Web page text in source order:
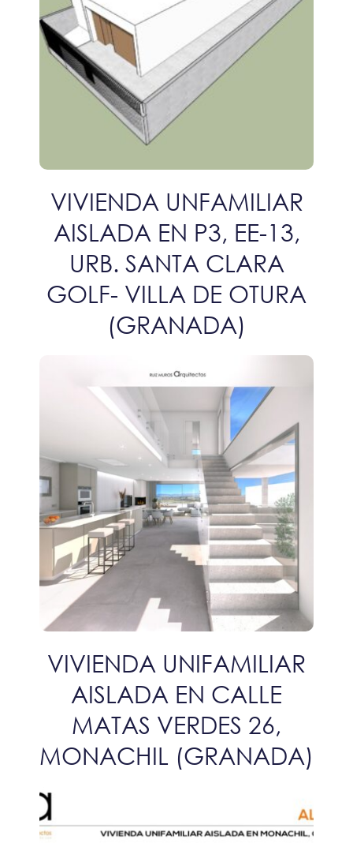
VIVIENDA UNFAMILIAR
AISLADA EN P3, EE-13,
URB. SANTA CLARA
GOLF- VILLA DE OTURA
(GRANADA)
VIVIENDA UNIFAMILIAR
AISLADA EN CALLE
MATAS VERDES 26,
MONACHIL (GRANADA)